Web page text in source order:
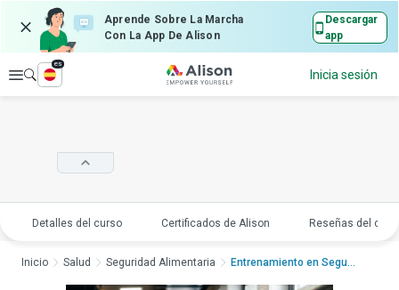
Aprende Sobre La Marcha
Con La App De Alison
Descargar
app
Explorar
es
Inicia sesión
Detalles del curso Certificados de Alison Reseñas del
Inicio Salud Seguridad Alimentaria Entrenamiento en Seguri...